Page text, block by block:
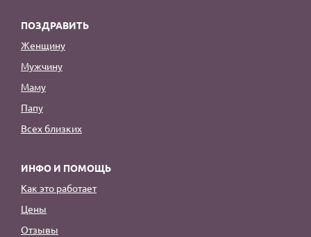
ПОЗДРАВИТЬ
Женщину
Мужчину
Маму
Папу
Всех близких
ИНФО И ПОМОЩЬ
Как это работает
Цены
Отзывы